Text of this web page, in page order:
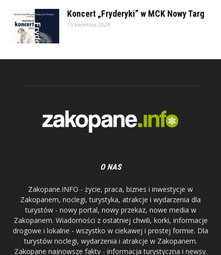
Koncert „Fryderyki” w MCK Nowy Targ
15 kwietnia 2024
O NAS
Zakopane.INFO - życie, praca, biznes i inwestycje w
Zakopanem, noclegi, turystyka, atrakcje i wydarzenia dla
turystów - nowy portal, nowy przekaz, nowe media w
Zakopanem. Wiadomości z ostatniej chwili, korki, informacje
drogowe i lokalne - wszystko w ciekawej i prostej formie. Dla
turystów noclegi, wydarzenia i atrakcje w Zakopanem.
Zakopane najnowsze fakty - informacja turystyczna i newsy.